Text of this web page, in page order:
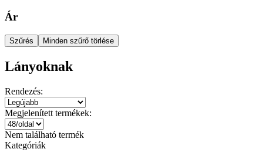
Ár
Szűrés Minden szűrő törlése
Lányoknak
Rendezés:
Megjelenített termékek:
Nem található termék
Kategóriák